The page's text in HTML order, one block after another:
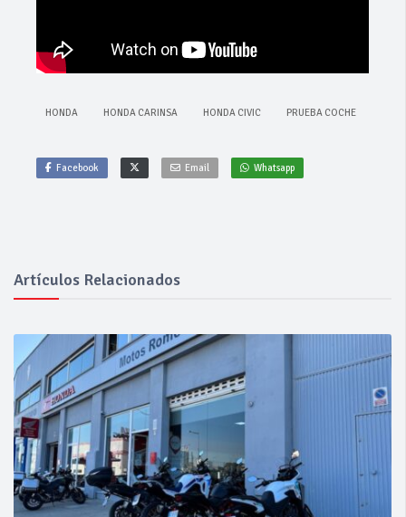
HONDA HONDA CARINSA HONDA CIVIC PRUEBA COCHE
Facebook Email Whatsapp
Artículos Relacionados